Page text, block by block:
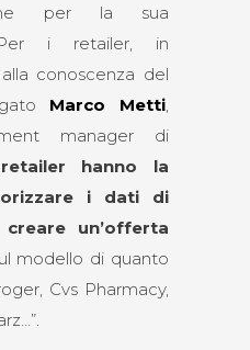
per la sua
Per i retailer, in
conoscenza del
Marco Metti,
manager di
hanno la
i dati di
un’offerta
modello di quanto
Cvs Pharmacy,